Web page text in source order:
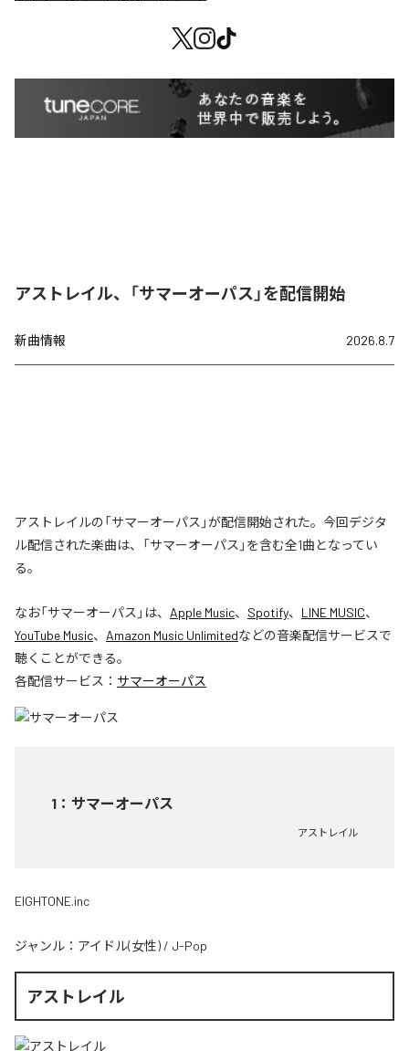
アストレイル、「サマーオーパス」を配信開始
新曲情報 2026.8.7
アストレイルの「サマーオーパス」が配信開始された。今回デジタ
ル配信された楽曲は、「サマーオーパス」を含む全1曲となってい
る。
なお「サマーオーパス 」は、 Apple Music、 Spotify、 LINE MUSIC、
YouTube Music、 Amazon Music Unlimitedなどの音楽配信サービスで
聴くことができる。
各配信サービス： サマーオーパス
1 ： サマーオーパス
アストレイル
EIGHTONE.inc
ジャンル： アイドル(女性) / J-Pop
アストレイル